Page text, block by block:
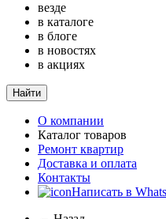
везде
в каталоге
в блоге
в новостях
в акциях
Найти
О компании
Каталог товаров
Ремонт квартир
Доставка и оплата
Контакты
Написать в